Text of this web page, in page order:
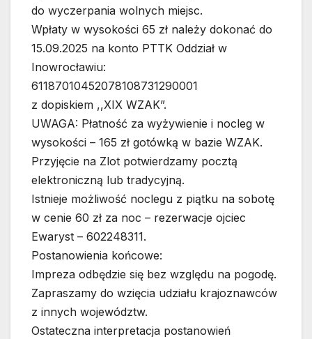
do wyczerpania wolnych miejsc.
Wpłaty w wysokości 65 zł należy dokonać do
15.09.2025 na konto PTTK Oddział w
Inowrocławiu:
61187010452078108731290001
z dopiskiem ,,XIX WZAK”.
UWAGA: Płatność za wyżywienie i nocleg w
wysokości – 165 zł gotówką w bazie WZAK.
Przyjęcie na Zlot potwierdzamy pocztą
elektroniczną lub tradycyjną.
Istnieje możliwość noclegu z piątku na sobotę
w cenie 60 zł za noc – rezerwacje ojciec
Ewaryst – 602248311.
Postanowienia końcowe:
Impreza odbędzie się bez względu na pogodę.
Zapraszamy do wzięcia udziału krajoznawców
z innych województw.
Ostateczna interpretacja postanowień